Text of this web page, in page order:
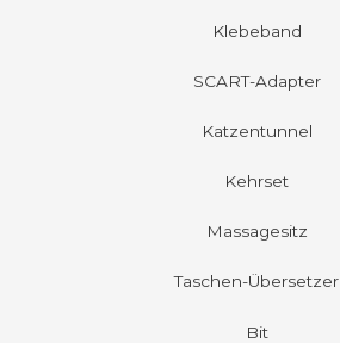
Klebeband
SCART-Adapter
Katzentunnel
Kehrset
Massagesitz
Taschen-Übersetzer
Bit